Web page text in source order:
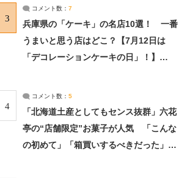
3
コメント数： 7
兵庫県の「ケーキ」の名店10選！ 一番
うまいと思う店はどこ？【7月12日は
「デコレーションケーキの日」！】
4
コメント数： 5
「北海道土産としてもセンス抜群」六花
亭の“店舗限定”お菓子が人気 「こんな
の初めて」「箱買いするべきだった」